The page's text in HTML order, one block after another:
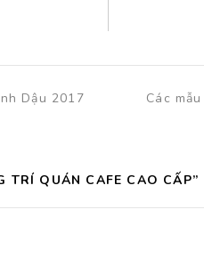
Dậu 2017 Các
TRÍ QUÁN CAFE CAO CẤP”